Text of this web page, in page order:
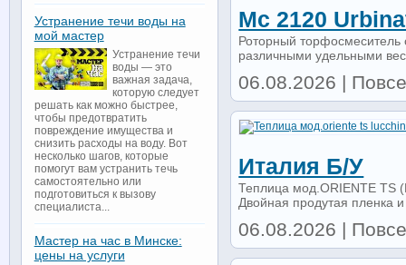
Мс 2120
Роторный
различными удельными
06.08.2026 |
Италия Б/у
Теплица мод.ORIENTE TS
Двойная продутая пленка
06.08.2026 |
Устранение течи воды на
мой мастер
Устранение течи
воды — это
важная задача,
которую следует
решать как можно быстрее,
чтобы предотвратить
повреждение имущества и
снизить расходы на воду. Вот
несколько шагов, которые
помогут вам устранить течь
самостоятельно или
подготовиться к вызову
специалиста...
Мастер на час в Минске:
цены на услуги